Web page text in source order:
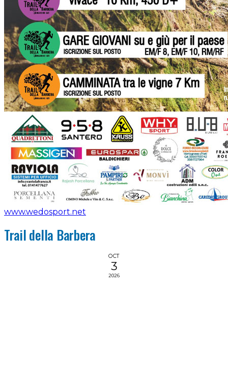
www.wedosport.net
Trail della Barbera
OCT
3
2026